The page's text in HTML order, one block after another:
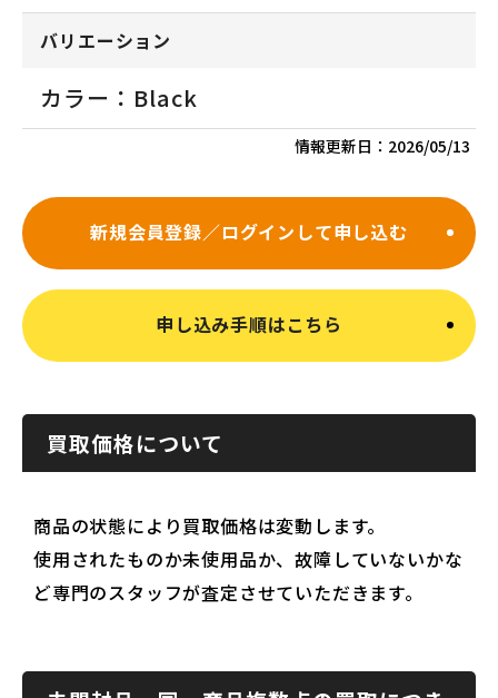
バリエーション
カラー：Black
情報更新日： 2026/05/13
新規会員登録／ログインして申し込む
申し込み手順はこちら
買取価格について
商品の状態により買取価格は変動します。
使用されたものか未使用品か、故障していないかな
ど専門のスタッフが査定させていただきます。